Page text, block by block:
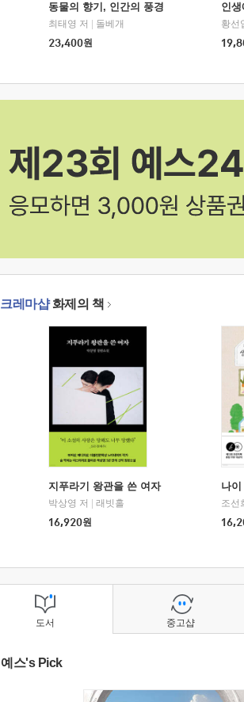
동물의 향기, 인간의 풍경
최태영 저
돌베개
23,400원
인
황선
크레마샵화제의 책
지푸라기 왕관을 쓴 여자
박상영 저
래빗홀
16,920원
나
조선
도서
예스's Pick
중고샵